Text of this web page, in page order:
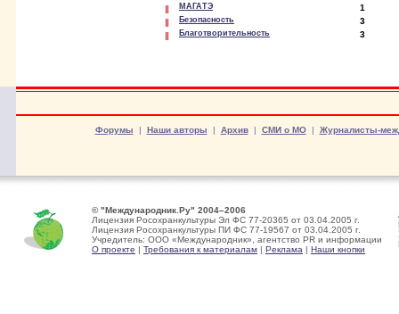
МАГАТЭ 1
Безопасность 3
Благотворительность 3
Форумы | Наши авторы | Архив| СМИ о МО| Журналисты-
© "Международник.Ру" 2004–2006
Лицензия Росохранкультуры Эл ФС 77-20365 от 03.04.2005 г.
Лицензия Росохранкультуры ПИ ФС 77-19567 от 03.04.2005 г.
Учредитель: ООО «Международник», агентство PR и информации
О проекте | Требования к материалам | Реклама | Наши кнопки